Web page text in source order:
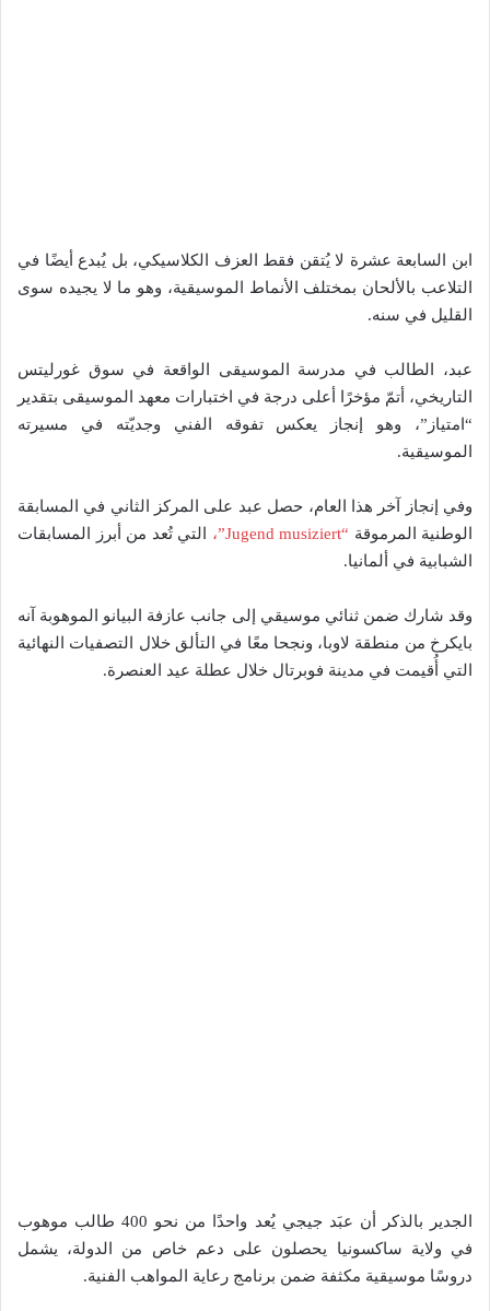
ابن السابعة عشرة لا يُتقن فقط العزف الكلاسيكي، بل يُبدع أيضًا في
التلاعب بالألحان بمختلف الأنماط الموسيقية، وهو ما لا يجيده سوى
القليل في سنه.
عبد، الطالب في مدرسة الموسيقى الواقعة في سوق غورليتس
التاريخي، أتمّ مؤخرًا أعلى درجة في اختبارات معهد الموسيقى بتقدير
“امتياز”، وهو إنجاز يعكس تفوقه الفني وجديّته في مسيرته
الموسيقية.
وفي إنجاز آخر هذا العام، حصل عبد على المركز الثاني في المسابقة
الوطنية المرموقة “Jugend musiziert”،
التي تُعد من أبرز المسابقات
الشبابية في ألمانيا.
وقد شارك ضمن ثنائي موسيقي إلى جانب عازفة البيانو الموهوبة آنه
بايكرخ من منطقة لاوبا، ونجحا معًا في التألق خلال التصفيات النهائية
التي أُقيمت في مدينة فوبرتال خلال عطلة عيد العنصرة.
الجدير بالذكر أن عبَد جيجي يُعد واحدًا من نحو 400 طالب موهوب
في ولاية ساكسونيا يحصلون على دعم خاص من الدولة، يشمل
دروسًا موسيقية مكثفة ضمن برنامج رعاية المواهب الفنية.